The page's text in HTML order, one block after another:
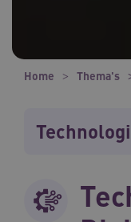
Home Thema's